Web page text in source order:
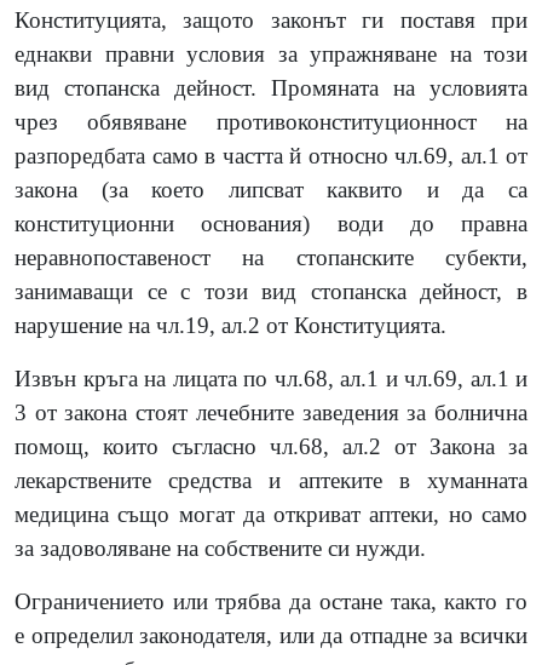
Конституцията, защото законът ги поставя при
еднакви правни условия за упражняване на този
вид стопанска дейност. Промяната на условията
чрез обявяване противоконституционност на
разпоредбата само в частта й относно чл.69, ал.1 от
закона (за което липсват каквито и да са
конституционни основания) води до правна
неравнопоставеност на стопанските субекти,
занимаващи се с този вид стопанска дейност, в
нарушение на чл.19, ал.2 от Конституцията.
Извън кръга на лицата по чл.68, ал.1 и чл.69, ал.1 и
3 от закона стоят лечебните заведения за болнична
помощ, които съгласно чл.68, ал.2 от Закона за
лекарствените средства и аптеките в хуманната
медицина също могат да откриват аптеки, но само
за задоволяване на собствените си нужди.
Ограничението или трябва да остане така, както го
е определил законодателя, или да отпадне за всички